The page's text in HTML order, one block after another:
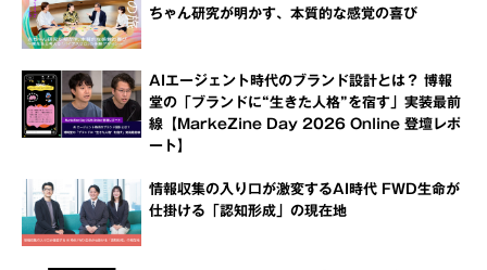
ちゃん研究が明かす、本質的な感覚の喜び
AIエージェント時代のブランド設計とは？ 博報
堂の「ブランドに“生きた人格”を宿す」実装最前
線【MarkeZine Day 2026 Online 登壇レポ
ート】
情報収集の入り口が激変するAI時代 FWD生命が
仕掛ける「認知形成」の現在地